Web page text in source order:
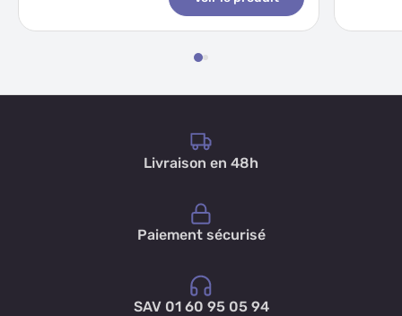
Livraison en 48h
Paiement sécurisé
SAV 01 60 95 05 94